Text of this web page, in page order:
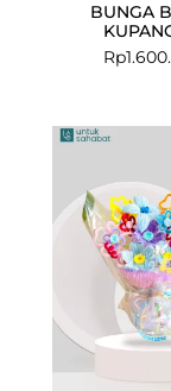
BUNGA
Rp